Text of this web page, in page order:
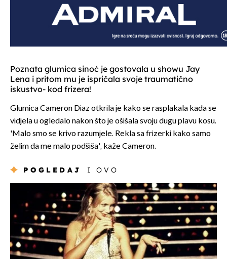
Poznata glumica sinoć je gostovala u showu Jay
Lena i pritom mu je ispričala svoje traumatično
iskustvo- kod frizera!
Glumica Cameron Diaz otkrila je kako se rasplakala kada se
vidjela u ogledalo nakon što je ošišala svoju dugu plavu kosu.
'Malo smo se krivo razumjele. Rekla sa frizerki kako samo
želim da me malo podšiša', kaže Cameron.
POGLEDAJ I OVO